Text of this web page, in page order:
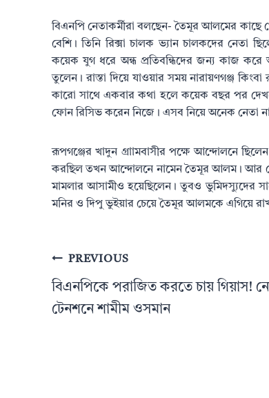
বিএনপি নেতাকর্মীরা বলছেন- তৈমূর আলমের কাছে
বেশি। তিনি রিক্সা চালক ভ্যান চালকদের নেতা
কয়েক যুগ ধরে অন্ধ প্রতিবন্ধিদের জন্য কাজ
তুলেন। রাস্তা দিয়ে যাওয়ার সময় নারায়ণগঞ্জ
কারো সাথে একবার কথা হলে কয়েক বছর পর
ফোন রিসিভ করেন নিজে। এসব নিয়ে অনেক নেতা
রূপগঞ্জের খাদুন গ্রাামবাসীর পক্ষে আন্দোলনে
করছিল তখন আন্দোলনে নামেন তৈমূর আলম। আর কেউ
মামলার আসামীও হয়েছিলেন। তুবও ভুমিদস্যুদের
মনির ও দিপু ভুইয়ার চেয়ে তৈমূর আলমকে এগিয়ে
PostPREVIOUS
বিএনপিকে পরাজিত করতে চায় গিয়াস!
টেনশনে শামীম ওসমান